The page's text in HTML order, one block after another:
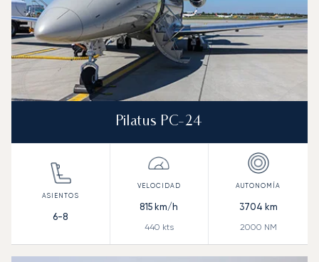
Pilatus PC-24
6-8
815 km/h
440 kts
3704 km
2000 NM